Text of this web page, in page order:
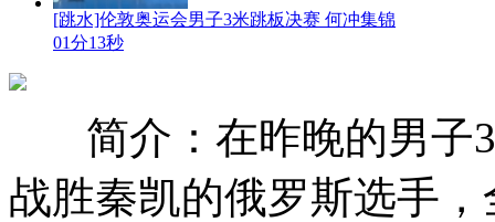
[跳水]伦敦奥运会男子3米跳板决赛 何冲集锦
01分13秒
简介：在昨晚的男子
战胜秦凯的俄罗斯选手